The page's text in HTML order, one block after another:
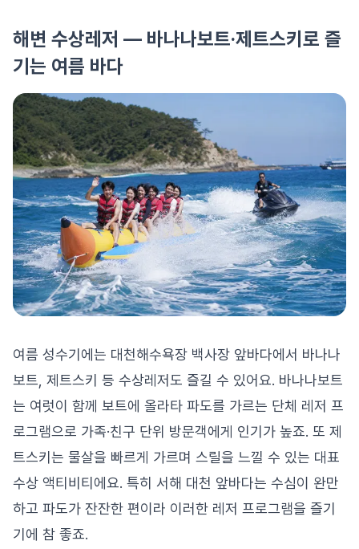
해변 수상레저 — 바나나보트·제트스키로 즐
기는 여름 바다
여름 성수기에는 대천해수욕장 백사장 앞바다에서 바나나
보트, 제트스키 등 수상레저도 즐길 수 있어요. 바나나보트
는 여럿이 함께 보트에 올라타 파도를 가르는 단체 레저 프
로그램으로 가족·친구 단위 방문객에게 인기가 높죠. 또 제
트스키는 물살을 빠르게 가르며 스릴을 느낄 수 있는 대표
수상 액티비티에요. 특히 서해 대천 앞바다는 수심이 완만
하고 파도가 잔잔한 편이라 이러한 레저 프로그램을 즐기
기에 참 좋죠.